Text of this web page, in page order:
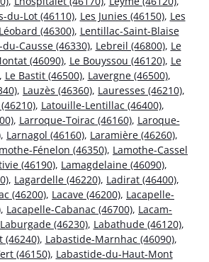
du-Lot (46110), Les Junies (46150), Les
Léobard (46300), Lentillac-Saint-Blaise
Causse (46330), Lebreil (46800), Le
(46090), Le Bouyssou (46120), Le
Le Bastit (46500), Lavergne (46500),
, Lauzès (46360), Lauresses (46210),
, Latouille-Lentillac (46400),
, Larroque-Toirac (46160), Laroque-
, Larnagol (46160), Laramière (46260),
Fénelon (46350), Lamothe-Cassel
(46190), Lamagdelaine (46090),
, Lagardelle (46220), Ladirat (46400),
(46200), Lacave (46200), Lacapelle-
, Lacapelle-Cabanac (46700), Lacam-
Laburgade (46230), Labathude (46120),
(46240), Labastide-Marnhac (46090),
(46150), Labastide-du-Haut-Mont